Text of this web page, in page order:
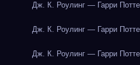
Дж. К. Роулинг — Гарри
Дж. К. Роулинг — Гарри
Дж. К. Роулинг — Гарри